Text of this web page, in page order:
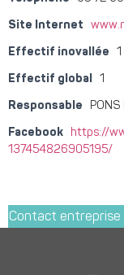
Site Internet
Effectif inovallée 1
Effectif global 1
Responsable PONS
Facebook
https://
137454826905195/
Contact entreprise